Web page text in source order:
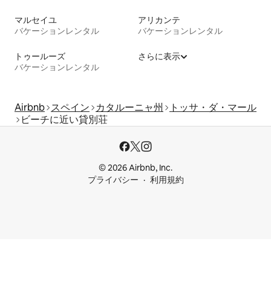
マルセイユ
バケーションレンタル
アリカンテ
バケーションレンタル
トゥールーズ
バケーションレンタル
さらに表示
Airbnb スペイン カタルーニャ州
トッサ・ダ・マール
ビーチに近い貸別荘
© 2026 Airbnb, Inc.
プライバシー
利用規約